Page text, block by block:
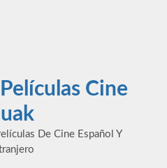
Cine
De Cine Español Y